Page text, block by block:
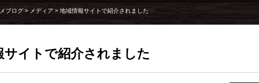
ブログ > メディア > 地域情報サイトで紹介されました
サイトで紹介されました